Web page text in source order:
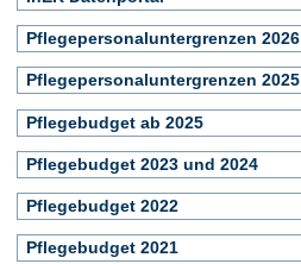
Pflegepersonaluntergrenzen 2026
Pflegepersonaluntergrenzen 2025
Pflegebudget ab 2025
Pflegebudget 2023 und 2024
Pflegebudget 2022
Pflegebudget 2021